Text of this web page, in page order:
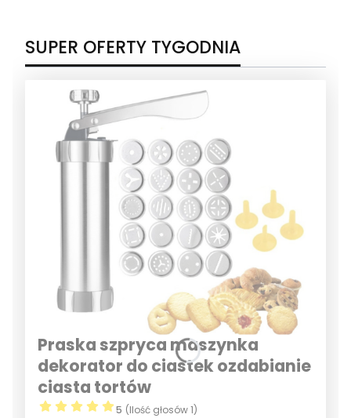
SUPER OFERTY TYGODNIA
Praska szpryca maszynka
dekorator do ciastek ozdabianie
ciasta tortów
5 (Ilość głosów 1)